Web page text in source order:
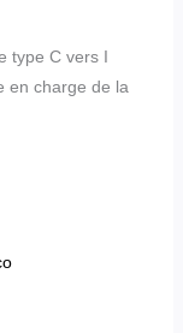
type C vers I
en charge de la